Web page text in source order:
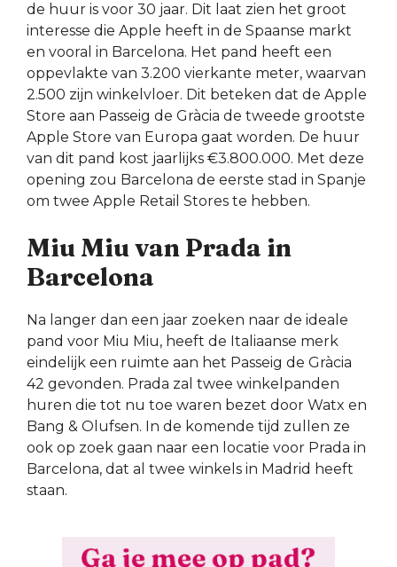
de huur is voor 30 jaar. Dit laat zien het groot
interesse die Apple heeft in de Spaanse markt
en vooral in Barcelona. Het pand heeft een
oppevlakte van 3.200 vierkante meter, waarvan
2.500 zijn winkelvloer. Dit beteken dat de Apple
Store aan Passeig de Gràcia de tweede grootste
Apple Store van Europa gaat worden. De huur
van dit pand kost jaarlijks €3.800.000. Met deze
opening zou Barcelona de eerste stad in Spanje
om twee Apple Retail Stores te hebben.
Miu Miu van Prada in
Barcelona
Na langer dan een jaar zoeken naar de ideale
pand voor Miu Miu, heeft de Italiaanse merk
eindelijk een ruimte aan het Passeig de Gràcia
42 gevonden. Prada zal twee winkelpanden
huren die tot nu toe waren bezet door Watx en
Bang & Olufsen. In de komende tijd zullen ze
ook op zoek gaan naar een locatie voor Prada in
Barcelona, dat al twee winkels in Madrid heeft
staan.